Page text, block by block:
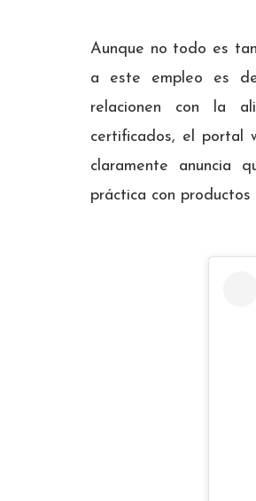
Aunque no todo es
a este empleo es
relacionen con la
certificados, el portal
claramente anuncia
práctica con